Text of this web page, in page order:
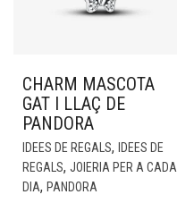
CHARM MASCOTA
GAT I LLAÇ DE
PANDORA
IDEES DE REGALS,
IDEES DE
REGALS, JOIERIA PER A CADA
DIA, PANDORA